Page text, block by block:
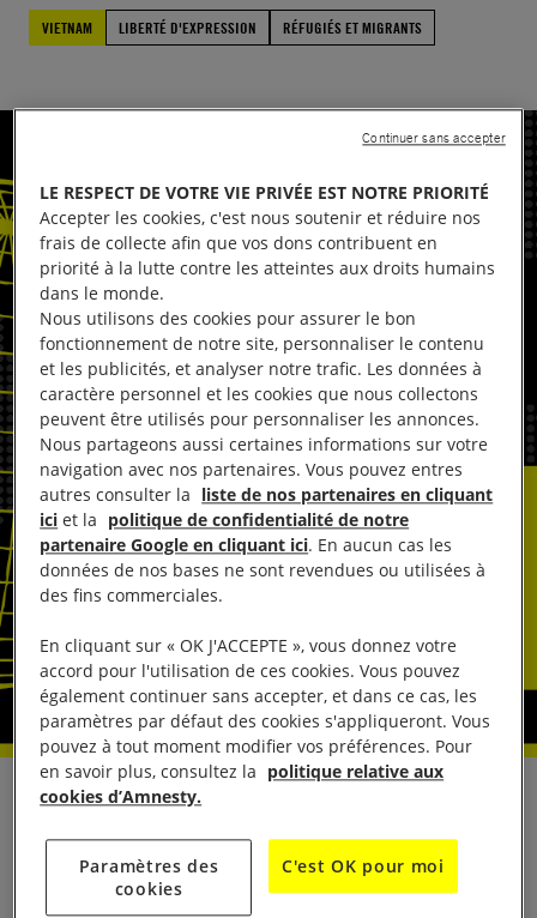
VIETNAM
LIBERTÉ D'EXPRESSION RÉFUGIÉS ET MIGRANTS
Le 6 mars, la police thaïlandaise de l’immigration a
arrêté le militant vietnamien Le Chi Thanh et l’a
envoyé au centre de détention des services de
l’immigration de Suan Phlu, à Bangkok. Le Chi
LE RESPECT DE VOTRE VIE PRIVÉE EST NOTRE PRIORITÉ
Accepter les cookies, c'est nous soutenir et réduire nos
frais de collecte afin que vos dons contribuent en
priorité à la lutte contre les atteintes aux droits humains
dans le monde.
Nous utilisons des cookies pour assurer le bon
fonctionnement de notre site, personnaliser le contenu
et les publicités, et analyser notre trafic. Les données à
caractère personnel et les cookies que nous collectons
peuvent être utilisés pour personnaliser les annonces.
Nous partageons aussi certaines informations sur votre
navigation avec nos partenaires. Vous pouvez entres
autres consulter la liste de nos partenaires en cliquant
ici et la politique de confidentialité de notre
partenaire Google en cliquant ici. En aucun cas les
données de nos bases ne sont revendues ou utilisées à
des fins commerciales.
En cliquant sur « OK J'ACCEPTE », vous donnez votre
accord pour l'utilisation de ces cookies. Vous pouvez
également continuer sans accepter, et dans ce cas, les
paramètres par défaut des cookies s'appliqueront. Vous
pouvez à tout moment modifier vos préférences. Pour
en savoir plus, consultez la politique relative aux
cookies d’Amnesty.
Paramètres des
cookies
C'est OK pour moi
Continuer sans accepter